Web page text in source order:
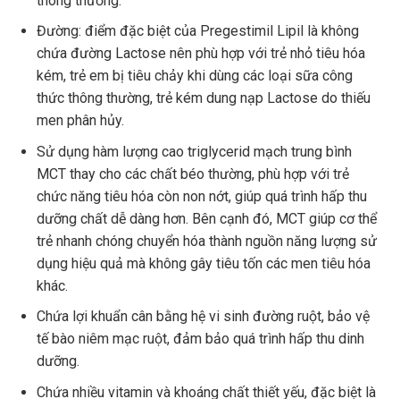
Đường: điểm đặc biệt của Pregestimil Lipil là không
chứa đường Lactose nên phù hợp với trẻ nhỏ tiêu hóa
kém, trẻ em bị tiêu chảy khi dùng các loại sữa công
thức thông thường, trẻ kém dung nạp Lactose do thiếu
men phân hủy.
Sử dụng hàm lượng cao triglycerid mạch trung bình
MCT thay cho các chất béo thường, phù hợp với trẻ
chức năng tiêu hóa còn non nớt, giúp quá trình hấp thu
dưỡng chất dễ dàng hơn. Bên cạnh đó, MCT giúp cơ thể
trẻ nhanh chóng chuyển hóa thành nguồn năng lượng sử
dụng hiệu quả mà không gây tiêu tốn các men tiêu hóa
khác.
Chứa lợi khuẩn cân bằng hệ vi sinh đường ruột, bảo vệ
tế bào niêm mạc ruột, đảm bảo quá trình hấp thu dinh
dưỡng.
Chứa nhiều vitamin và khoáng chất thiết yếu, đặc biệt là